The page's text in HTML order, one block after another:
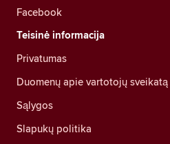
Facebook
Teisinė informacija
Privatumas
Duomenų apie vartotojų
Sąlygos
Slapukų politika